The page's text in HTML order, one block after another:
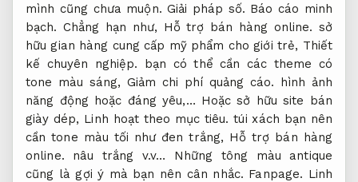
mình cũng chưa muộn.Giải pháp số. Báo cáo minh
bạch. Chẳng hạn như, Hỗ trợ bán hàng online. sở
hữu gian hàng cung cấp mỹ phẩm cho giới trẻ, Thiết
kế chuyên nghiệp. bạn có thể cần các theme có
tone màu sáng, Giảm chi phí quảng cáo. hình ảnh
năng động hoặc đáng yêu,… Hoặc sở hữu site bán
giày dép, Linh hoạt theo mục tiêu. túi xách bạn nên
cần tone màu tối như đen trắng, Hỗ trợ bán hàng
online. nâu trắng v.v… Những tông màu antique
cũng là gợi ý mà bạn nên cân nhắc. Fanpage. Linh